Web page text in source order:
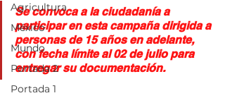
Agricultura
México
Mundo
Portada 2
Portada 1
Se convoca a la ciudadanía a
participar en esta campaña dirigida a
personas de 15 años en adelante,
con fecha límite al 02 de julio para
entregar su documentación.